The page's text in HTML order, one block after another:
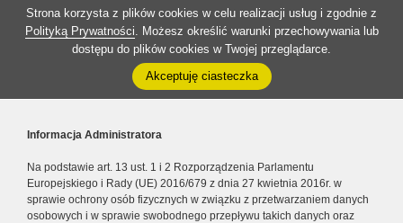
Strona korzysta z plików cookies w celu realizacji usług i zgodnie z
Polityką Prywatności. Możesz określić warunki przechowywania lub
dostępu do plików cookies w Twojej przeglądarce.
Akceptuję ciasteczka
Informacja Administratora
Na podstawie art. 13 ust. 1 i 2 Rozporządzenia Parlamentu
Europejskiego i Rady (UE) 2016/679 z dnia 27 kwietnia 2016r. w
sprawie ochrony osób fizycznych w związku z przetwarzaniem danych
osobowych i w sprawie swobodnego przepływu takich danych oraz